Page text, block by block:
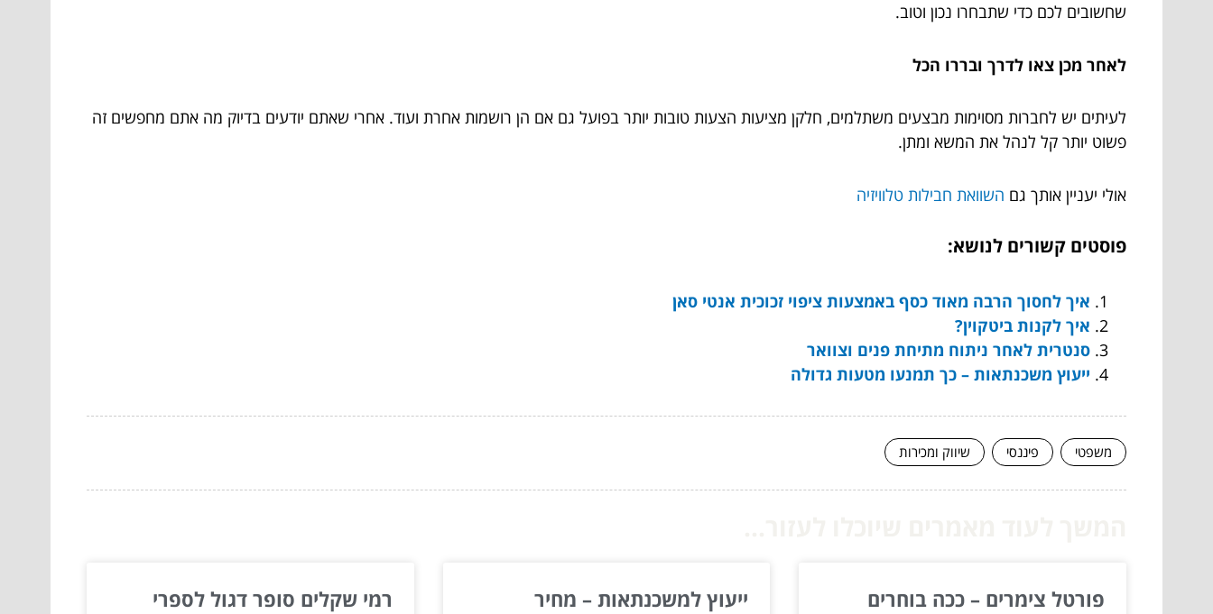
שחשובים לכם כדי שתבחרו נכון וטוב.
לאחר מכן צאו לדרך ובררו הכל
לעיתים יש לחברות מסוימות מבצעים משתלמים, חלקן מציעות הצעות טובות יותר בפועל גם אם הן רושמות אחרת ועוד. אחרי שאתם יודעים בדיוק מה אתם מחפשים זה
פשוט יותר קל לנהל את המשא ומתן.
אולי יעניין אותך גם השוואת חבילות טלוויזיה
פוסטים קשורים לנושא:
איך לחסוך הרבה מאוד כסף באמצעות ציפוי זכוכית אנטי סאן
איך לקנות ביטקוין?
סנטרית לאחר ניתוח מתיחת פנים וצוואר
ייעוץ משכנתאות – כך תמנעו מטעות גדולה
משפטי פיננסי שיווק ומכירות
פורטל צימרים – ככה בוחרים
ייעוץ למשכנתאות – מחיר
רמי שקלים סופר דגול לספרי